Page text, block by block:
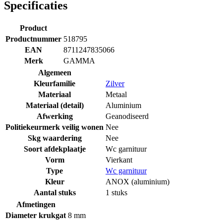
Specificaties
Product
Productnummer 518795
EAN
8711247835066
Merk
GAMMA
Algemeen
Kleurfamilie
Zilver
Materiaal
Metaal
Materiaal (detail)
Aluminium
Afwerking
Geanodiseerd
Politiekeurmerk veilig wonen Nee
Skg waardering
Nee
Soort afdekplaatje
Wc garnituur
Vorm
Vierkant
Type
Wc garnituur
Kleur
ANOX (aluminium)
Aantal stuks
1 stuks
Afmetingen
Diameter krukgat 8 mm